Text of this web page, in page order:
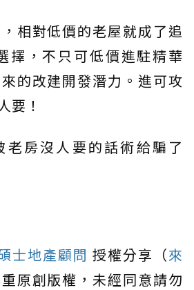
相對低價的老屋就成了追
擇，不只可低價進駐精華
的改建開發潛力。進可攻
要！
老房沒人要的話術給騙了
士地產顧問 授權分享（來
原創版權，未經同意請勿